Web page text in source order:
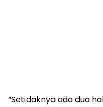
“Setidaknya ada dua